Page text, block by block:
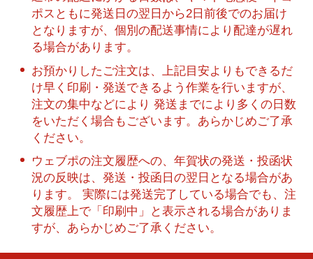
ポスともに発送日の翌日から2日前後でのお届け
となりますが、個別の配送事情により配達が遅れ
る場合があります。
お預かりしたご注文は、上記目安よりもできるだ
け早く印刷・発送できるよう作業を行いますが、
注文の集中などにより 発送までにより多くの日数
をいただく場合もございます。あらかじめご了承
ください。
ウェブポの注文履歴への、年賀状の発送・投函状
況の反映は、発送・投函日の翌日となる場合があ
ります。 実際には発送完了している場合でも、注
文履歴上で「印刷中」と表示される場合がありま
すが、あらかじめご了承ください。